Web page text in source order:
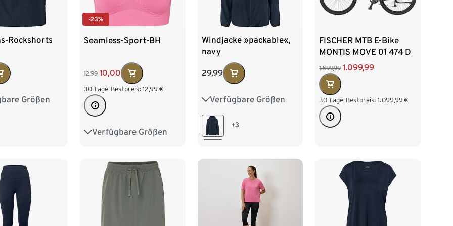
Rockshorts
Größen
40 42
-23%
Seamless-Sport-BH
12,99 10,00
30-Tage-Bestpreis: 12,99 €
Verfügbare Größen
S 36/38 M 40/42
Windjacke »packable«,
navy
29,99
Verfügbare Größen
XS 32/34 S 36/38
M 40/42+3
FISCHER MTB E-Bike
MONTIS MOVE 01 474 D
1.599,99 1.099,99
30-Tage-Bestpreis: 1.099,99€